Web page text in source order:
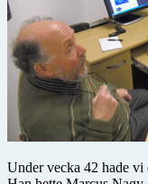
Under vecka 42 hade vi